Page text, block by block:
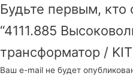
Будьте первым, кто
“4111.885
трансформатор / KIT
Ваш e-mail не будет